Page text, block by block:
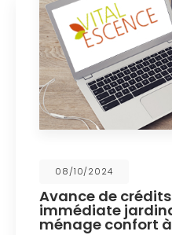
08/10/2024
Avance de
immédiate
ménage confort